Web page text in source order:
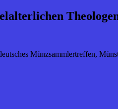
Münzsammlertreffen,